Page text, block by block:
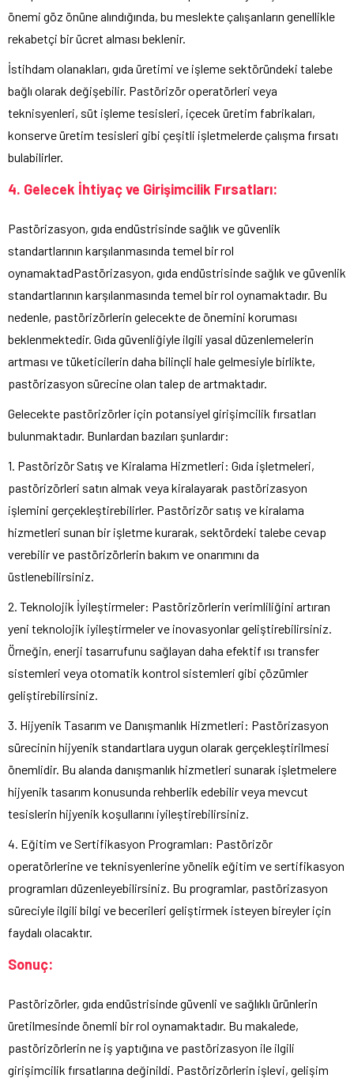
önemi göz önüne alındığında, bu meslekte çalışanların genellikle
rekabetçi bir ücret alması beklenir.
İstihdam olanakları, gıda üretimi ve işleme sektöründeki talebe
bağlı olarak değişebilir. Pastörizör operatörleri veya
teknisyenleri, süt işleme tesisleri, içecek üretim fabrikaları,
konserve üretim tesisleri gibi çeşitli işletmelerde çalışma fırsatı
bulabilirler.
4. Gelecek İhtiyaç ve Girişimcilik Fırsatları:
Pastörizasyon, gıda endüstrisinde sağlık ve güvenlik
standartlarının karşılanmasında temel bir rol
oynamaktadPastörizasyon, gıda endüstrisinde sağlık ve güvenlik
standartlarının karşılanmasında temel bir rol oynamaktadır. Bu
nedenle, pastörizörlerin gelecekte de önemini koruması
beklenmektedir. Gıda güvenliğiyle ilgili yasal düzenlemelerin
artması ve tüketicilerin daha bilinçli hale gelmesiyle birlikte,
pastörizasyon sürecine olan talep de artmaktadır.
Gelecekte pastörizörler için potansiyel girişimcilik fırsatları
bulunmaktadır. Bunlardan bazıları şunlardır:
1. Pastörizör Satış ve Kiralama Hizmetleri: Gıda işletmeleri,
pastörizörleri satın almak veya kiralayarak pastörizasyon
işlemini gerçekleştirebilirler. Pastörizör satış ve kiralama
hizmetleri sunan bir işletme kurarak, sektördeki talebe cevap
verebilir ve pastörizörlerin bakım ve onarımını da
üstlenebilirsiniz.
2. Teknolojik İyileştirmeler: Pastörizörlerin verimliliğini artıran
yeni teknolojik iyileştirmeler ve inovasyonlar geliştirebilirsiniz.
Örneğin, enerji tasarrufunu sağlayan daha efektif ısı transfer
sistemleri veya otomatik kontrol sistemleri gibi çözümler
geliştirebilirsiniz.
3. Hijyenik Tasarım ve Danışmanlık Hizmetleri: Pastörizasyon
sürecinin hijyenik standartlara uygun olarak gerçekleştirilmesi
önemlidir. Bu alanda danışmanlık hizmetleri sunarak işletmelere
hijyenik tasarım konusunda rehberlik edebilir veya mevcut
tesislerin hijyenik koşullarını iyileştirebilirsiniz.
4. Eğitim ve Sertifikasyon Programları: Pastörizör
operatörlerine ve teknisyenlerine yönelik eğitim ve sertifikasyon
programları düzenleyebilirsiniz. Bu programlar, pastörizasyon
süreciyle ilgili bilgi ve becerileri geliştirmek isteyen bireyler için
faydalı olacaktır.
Sonuç:
Pastörizörler, gıda endüstrisinde güvenli ve sağlıklı ürünlerin
üretilmesinde önemli bir rol oynamaktadır. Bu makalede,
pastörizörlerin ne iş yaptığına ve pastörizasyon ile ilgili
girişimcilik fırsatlarına değinildi. Pastörizörlerin işlevi, gelişim